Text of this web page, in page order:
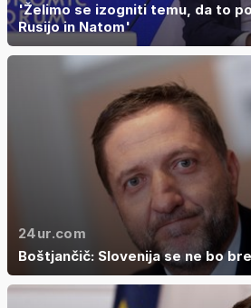
'Želimo se izogniti temu, da to
Rusijo in Natom'
24ur.com
Boštjančič: Slovenija se ne bo